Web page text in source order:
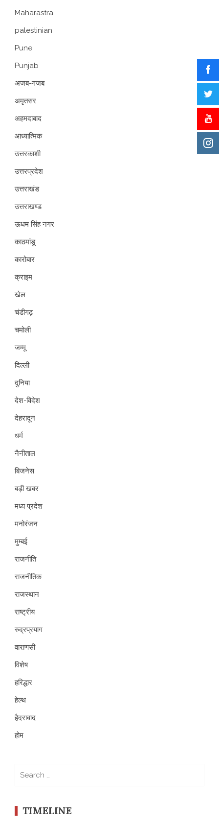
Maharastra
palestinian
Pune
Punjab
अजब-गजब
अमृतसर
अहमदाबाद
आध्यात्मिक
उत्तरकाशी
उत्तरप्रदेश
उत्तराखंड
उत्तराखण्ड
ऊधम सिंह नगर
काठमांडू
कारोबार
क्राइम
खेल
चंडीगढ़
चमोली
जम्मू
दिल्ली
दुनिया
देश-विदेश
देहरादून
धर्म
नैनीताल
बिजनेस
बड़ी खबर
मध्य प्रदेश
मनोरंजन
मुम्बई
राजनीति
राजनीतिक
राजस्थान
राष्ट्रीय
रुद्रप्रयाग
वाराणसी
विशेष
हरिद्धार
हेल्थ
हैदराबाद
होम
TIMELINE